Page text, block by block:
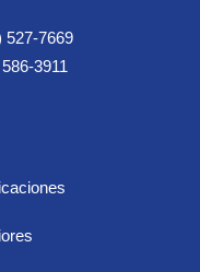
527-7669
3911